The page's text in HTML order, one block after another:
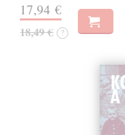
17,94 €
18,49 € ?